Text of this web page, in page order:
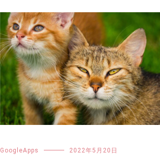
GoogleApps 2022年5月20日